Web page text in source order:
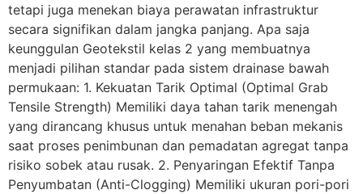
tetapi juga menekan biaya perawatan infrastruktur
secara signifikan dalam jangka panjang. Apa saja
keunggulan Geotekstil kelas 2 yang membuatnya
menjadi pilihan standar pada sistem drainase bawah
permukaan: 1. Kekuatan Tarik Optimal (Optimal Grab
Tensile Strength) Memiliki daya tahan tarik menengah
yang dirancang khusus untuk menahan beban mekanis
saat proses penimbunan dan pemadatan agregat tanpa
risiko sobek atau rusak. 2. Penyaringan Efektif Tanpa
Penyumbatan (Anti-Clogging) Memiliki ukuran pori-pori